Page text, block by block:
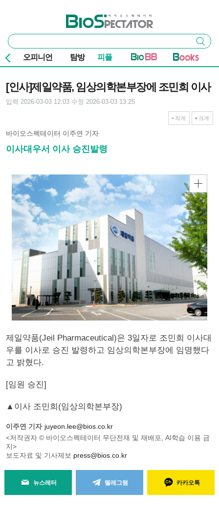
바이오스펙테이터
통
합
검
색
검색
오피니언 탐방 피플
[인사]제일약품, 임상의학본부장에 조민희 이사
입력 2026-03-03 12:03 수정 2026-03-03 13:25
작게 크게
바이오스펙테이터 이주연 기자
이사대우서 이사 승진발령
제일약품(Jeil Pharmaceutical)은 3일자로 조민희 이사대
우를 이사로 승진 발령하고 임상의학본부장에 임명했다
고 밝혔다.
[임원 승진]
▲이사 조민희(임상의학본부장)
이주연 기자 juyeon.lee@bios.co.kr
<저작권자 © 바이오스펙테이터 무단전재 및 재배포, AI학습 이용 금
지>
보도자료 및 기사제보 press@bios.co.kr
뉴스레터 텔레그램 카카오톡